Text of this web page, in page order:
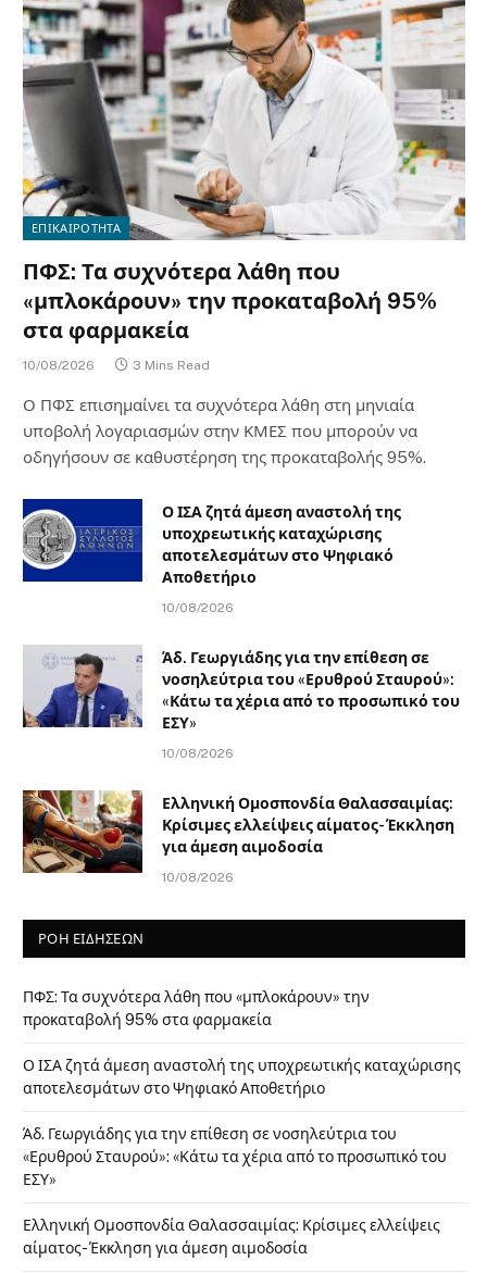
ΕΠΙΚΑΙΡΟΤΗΤΑ
ΠΦΣ: Τα συχνότερα λάθη που
«μπλοκάρουν» την προκαταβολή 95%
στα φαρμακεία
10/08/2026 3 Mins Read
Ο ΠΦΣ επισημαίνει τα συχνότερα λάθη στη μηνιαία
υποβολή λογαριασμών στην ΚΜΕΣ που μπορούν να
οδηγήσουν σε καθυστέρηση της προκαταβολής 95%.
Ο ΙΣΑ ζητά άμεση αναστολή της
υποχρεωτικής καταχώρισης
αποτελεσμάτων στο Ψηφιακό
Αποθετήριο
10/08/2026
Άδ. Γεωργιάδης για την επίθεση σε
νοσηλεύτρια του «Ερυθρού Σταυρού»:
«Κάτω τα χέρια από το προσωπικό του
ΕΣΥ»
10/08/2026
Ελληνική Ομοσπονδία Θαλασσαιμίας:
Κρίσιμες ελλείψεις αίματος- Έκκληση
για άμεση αιμοδοσία
10/08/2026
ΡΟΗ ΕΙΔΗΣΕΩΝ
ΠΦΣ: Τα συχνότερα λάθη που «μπλοκάρουν» την
προκαταβολή 95% στα φαρμακεία
Ο ΙΣΑ ζητά άμεση αναστολή της υποχρεωτικής καταχώρισης
αποτελεσμάτων στο Ψηφιακό Αποθετήριο
Άδ. Γεωργιάδης για την επίθεση σε νοσηλεύτρια του
«Ερυθρού Σταυρού»: «Κάτω τα χέρια από το προσωπικό του
ΕΣΥ»
Ελληνική Ομοσπονδία Θαλασσαιμίας: Κρίσιμες ελλείψεις
αίματος- Έκκληση για άμεση αιμοδοσία